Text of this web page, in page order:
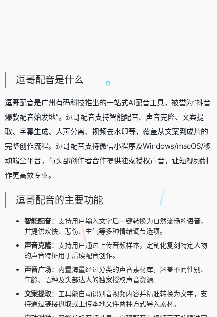
逗哥配音是什么
逗哥配音是广州有码科技推出的一站式AI配音工具，被誉为”抖音
爆款配音始发地”。逗哥配音支持智能配音、 声音克隆、文案提
取、字幕生成、人声分离、视频去水印等，覆盖从文案到成片的
完整创作流程。逗哥配音支持微信小程序及Windows/macOS/移
动端全平台，与头部创作者合作提供独家授权声音，让短视频制
作更高效专业。
逗哥配音的主要功能
智能配音：支持用户输入文字后一键转换为自然流畅的语音，
并提供欢快、悲伤、生气等多种情绪调节选项。
声音克隆：支持用户通过上传音频样本，定制化复刻特定人物
的声音特征用于后续配音创作。
声音广场：内置海量经过分类的声音素材库，涵盖不同性别、
年龄、语种及头部达人的独家授权声音资源。
文案提取：工具能自动识别音视频内容并精准转换为文字，支
持通过链接抓取或上传本地文件两种方式导入素材。